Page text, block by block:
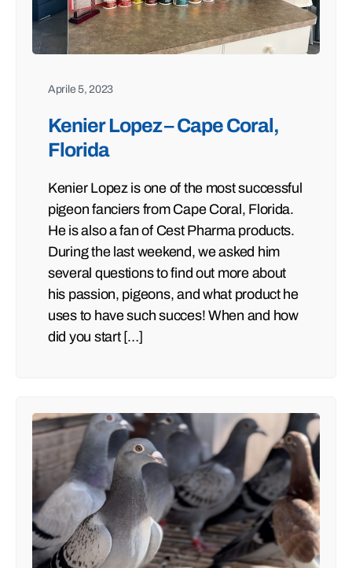
Aprile 5, 2023
Kenier Lopez – Cape Coral,
Florida
Kenier Lopez is one of the most successful
pigeon fanciers from Cape Coral, Florida.
He is also a fan of Cest Pharma products.
During the last weekend, we asked him
several questions to find out more about
his passion, pigeons, and what product he
uses to have such succes! When and how
did you start […]